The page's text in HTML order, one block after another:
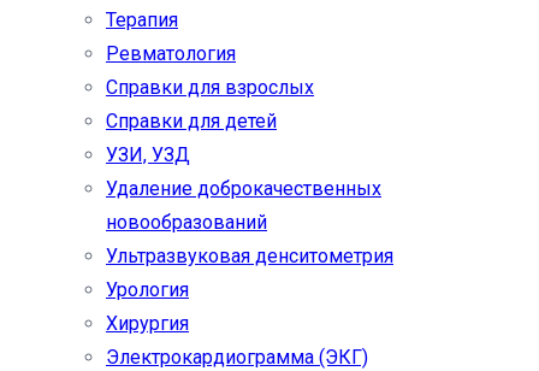
Терапия
Ревматология
Справки для взрослых
Справки для детей
УЗИ, УЗД
Удаление доброкачественных
новообразований
Ультразвуковая денситометрия
Урология
Хирургия
Электрокардиограмма (ЭКГ)